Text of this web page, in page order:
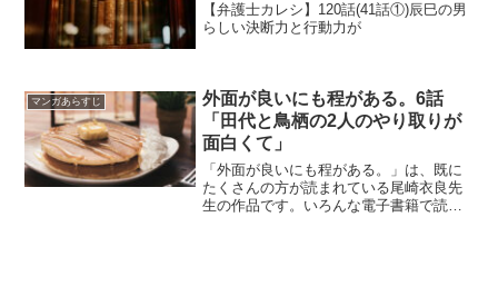
【弁護士カレシ】120話(41話①)辰巳の男
らしい決断力と行動力が
マンガあらすじ
外面が良いにも程がある。6話
「田代と鳥栖の2人のやり取りが
面白くて」
「外面が良いにも程がある。」は、既に
たくさんの方が読まれている尾崎衣良先
生の作品です。いろんな電子書籍で読む